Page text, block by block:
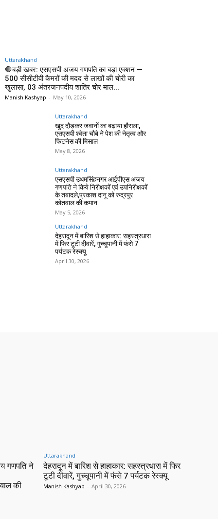
Uttarakhand
🛑बड़ी खबर: एसएसपी अजय गणपति का बड़ा एक्शन —
500 सीसीटीवी कैमरों की मदद से लाखों की चोरी का
खुलासा, 03 अंतरजनपदीय शातिर चोर माल...
Manish Kashyap - May 10, 2026
Uttarakhand
खुद दौड़कर जवानों का बढ़ाया हौसला,
एसएसपी श्वेता चौबे ने पेश की नेतृत्व और
फिटनेस की मिसाल
May 8, 2026
Uttarakhand
एसएसपी उधमसिंहनगर आईपीएस अजय
गणपति ने किये निरीक्षकों एवं उपनिरीक्षकों
के तबादले,प्रकाश दानू को रुद्रपुर
कोतवाल की कमान
May 5, 2026
Uttarakhand
देहरादून में बारिश से हाहाकार: सहस्त्रधारा
में फिर टूटी दीवारें, गुच्चूपानी में फंसे 7
पर्यटक रेस्क्यू
April 30, 2026
गणपति ने
की
Uttarakhand
देहरादून में बारिश से हाहाकार: सहस्त्रधारा में फिर
टूटी दीवारें, गुच्चूपानी में फंसे 7 पर्यटक रेस्क्यू
Manish Kashyap - April 30, 2026